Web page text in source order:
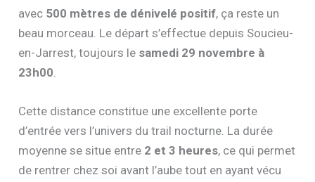
avec 500 mètres de dénivelé positif, ça reste un
beau morceau. Le départ s’effectue depuis Soucieu-
en-Jarrest, toujours le samedi 29 novembre à
23h00
Cette distance constitue une excellente porte
d’entrée vers l’univers du trail nocturne. La durée
moyenne se situe entre 2 et 3 heures, ce qui permet
de rentrer chez soi avant l’aube tout en ayant vécu